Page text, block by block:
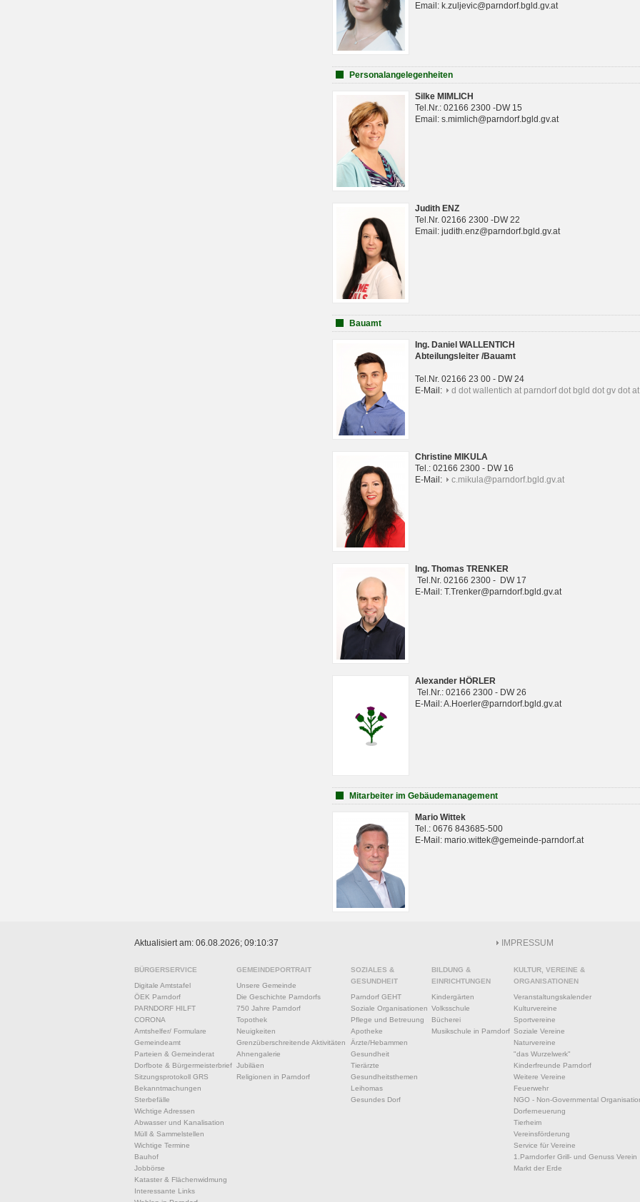
Email: k.zuljevic@parndorf.bgld.gv.at
Personalangelegenheiten
Silke MIMLICH
Tel.Nr.: 02166 2300 -DW 15
Email: s.mimlich@parndorf.bgld.gv.at
Judith ENZ
Tel.Nr. 02166 2300 -DW 22
Email: judith.enz@parndorf.bgld.gv.at
Bauamt
Ing. Daniel WALLENTICH
Abteilungsleiter /Bauamt
Tel.Nr. 02166 23 00 - DW 24
E-Mail:
d dot wallentich at parndorf dot bgld dot gv dot at
Christine MIKULA
Tel.: 02166 2300 - DW 16
E-Mail:
c.mikula@parndorf.bgld.gv.at
Ing. Thomas TRENKER
Tel.Nr. 02166 2300 - DW 17
E-Mail: T.Trenker@parndorf.bgld.gv.at
Alexander HÖRLER
Tel.Nr.: 02166 2300 - DW 26
E-Mail: A.Hoerler@parndorf.bgld.gv.at
Mitarbeiter im Gebäudemanagement
Mario Wittek
Tel.: 0676 843685-500
E-Mail: mario.wittek@gemeinde-parndorf.at
Aktualisiert am: 06.08.2026; 09:10:37 IMPRESSUM
BÜRGERSERVICE
Digitale Amtstafel
ÖEK Parndorf
PARNDORF HILFT
CORONA
Amtshelfer/ Formulare
Gemeindeamt
Parteien & Gemeinderat
Dorfbote & Bürgermeisterbrief
Sitzungsprotokoll GRS
Bekanntmachungen
Sterbefälle
Wichtige Adressen
Abwasser und Kanalisation
Müll & Sammelstellen
Wichtige Termine
Bauhof
Jobbörse
Kataster & Flächenwidmung
Interessante Links
GEMEINDEPORTRAIT
Unsere Gemeinde
Die Geschichte Parndorfs
750 Jahre Parndorf
Topothek
Neuigkeiten
Grenzüberschreitende Aktivitäten
Ahnengalerie
Jubiläen
Religionen in Parndorf
SOZIALES &
GESUNDHEIT
Parndorf GEHT
Soziale Organisationen
Pflege und Betreuung
Apotheke
Ärzte/Hebammen
Gesundheit
Tierärzte
Gesundheitsthemen
Leihomas
Gesundes Dorf
BILDUNG &
EINRICHTUNGEN
Kindergärten
Volksschule
Bücherei
Musikschule in Parndorf
KULTUR, VEREINE &
ORGANISATIONEN
Veranstaltungskalender
Kulturvereine
Sportvereine
Soziale Vereine
Naturvereine
"das Wurzelwerk"
Kinderfreunde Parndorf
Weitere Vereine
Feuerwehr
NGO - Non-Governmental
Dorferneuerung
Tierheim
Vereinsförderung
Service für Vereine
1.Parndorfer Grill- und Genuss Verein
Markt der Erde